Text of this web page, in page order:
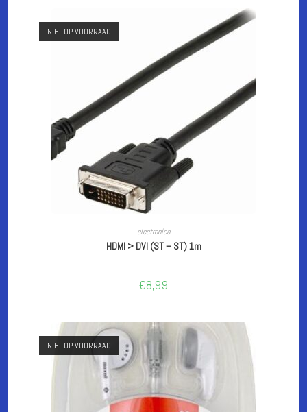
NIET OP VOORRAAD
LEES VERDER
electronica
HDMI > DVI (ST – ST) 1m
€8,99
NIET OP VOORRAAD